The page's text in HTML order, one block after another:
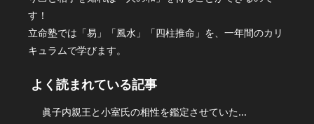
す！
立命塾では「易」「風水」「四柱推命」を、一年間のカリ
キュラムで学びます。
よく読まれている記事
眞子内親王と小室氏の相性を鑑定させていた...